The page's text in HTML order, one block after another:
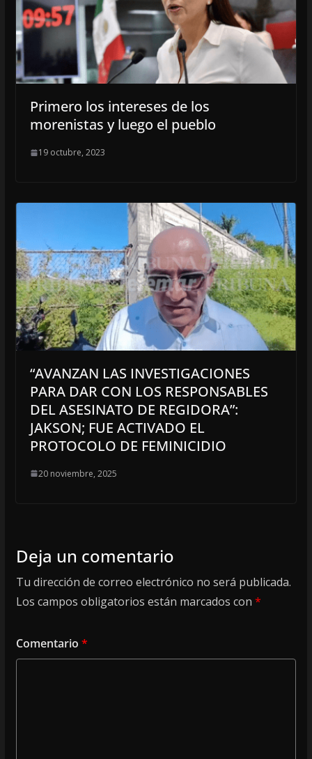
Primero los intereses de los
morenistas y luego el pueblo
19 octubre, 2023
“AVANZAN LAS INVESTIGACIONES
PARA DAR CON LOS RESPONSABLES
DEL ASESINATO DE REGIDORA”:
JAKSON; FUE ACTIVADO EL
PROTOCOLO DE FEMINICIDIO
20 noviembre, 2025
Deja un comentario
Tu dirección de correo electrónico no será publicada.
Los campos obligatorios están marcados con *
Comentario *